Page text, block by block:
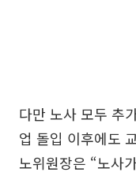
다만 노사 모두 추
업 돌입 이후에도
노위원장은 “노사